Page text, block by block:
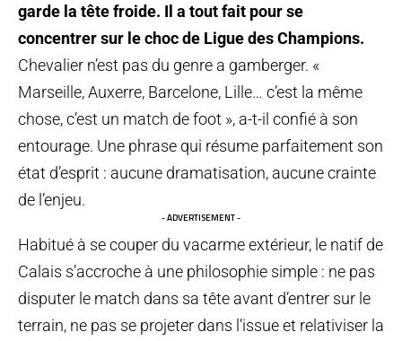
garde la tête froide. Il a tout fait pour se
concentrer sur le choc de Ligue des Champions.
Chevalier n’est pas du genre a gamberger. «
Marseille, Auxerre, Barcelone, Lille… c’est la même
chose, c’est un match de foot », a-t-il confié à son
entourage. Une phrase qui résume parfaitement son
état d’esprit : aucune dramatisation, aucune crainte
de l’enjeu.
- ADVERTISEMENT -
Habitué à se couper du vacarme extérieur, le natif de
Calais s’accroche à une philosophie simple : ne pas
disputer le match dans sa tête avant d’entrer sur le
terrain, ne pas se projeter dans l’issue et relativiser la